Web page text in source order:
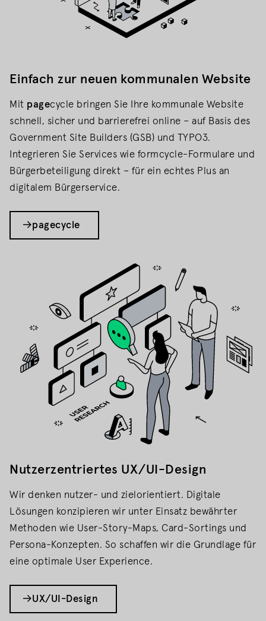
Einfach zur neuen kommunalen Website
Mit pagecycle bringen Sie Ihre kommunale Website
schnell, sicher und barrierefrei online – auf Basis des
Government Site Builders (GSB) und TYPO3.
Integrieren Sie Services wie formcycle-Formulare und
Bürgerbeteiligung direkt – für ein echtes Plus an
digitalem Bürgerservice.
pagecycle
Nutzerzentriertes UX/UI-Design
Wir denken nutzer- und zielorientiert. Digitale
Lösungen konzipieren wir unter Einsatz bewährter
Methoden wie User-Story-Maps, Card-Sortings und
Persona-Konzepten. So schaffen wir die Grundlage für
eine optimale User Experience.
UX/UI-Design